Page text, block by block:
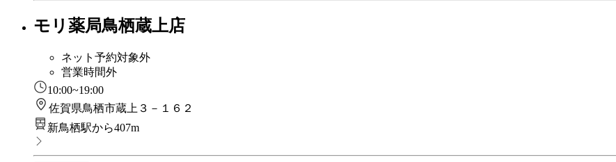
モリ薬局鳥栖蔵上店
ネット予約対象外
営業時間外
10:00~19:00
佐賀県鳥栖市蔵上３－１６２
新鳥栖駅から407m